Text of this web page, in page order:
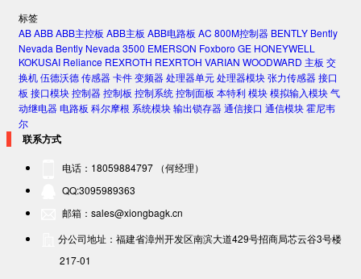
标签
ABABBABB主控板 ABB主板 ABB电路板 AC 800M控制器 BENTLY Bently
Nevada Bently Nevada 3500 EMERSON Foxboro GE HONEYWELL
KOKUSAI Reliance REXROTH REXRTOH VARIAN WOODWARD 主板 交
换机伍德沃德传感器卡件变频器处理器单元处理器模块张力传感器接口
板 接口模块控制器控制板 控制系统控制面板 本特利模块模拟输入模块气
动继电器电路板 科尔摩根 系统模块输出锁存器通信接口 通信模块霍尼韦
尔
联系方式
电话：18059884797 （何经理）
QQ:3095989363
邮箱：sales@xiongbagk.cn
分公司地址：福建省漳州开发区南滨大道429号招商局芯云谷3号楼
217-01